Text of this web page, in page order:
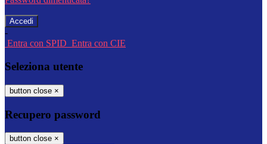
-
Entra con SPID Entra con CIE
Seleziona utente
button close ×
Recupero password
button close ×